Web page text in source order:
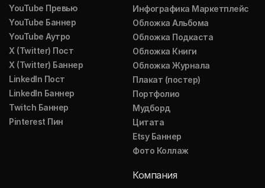
YouTube Превью
YouTube Баннер
YouTube Аутро
X (Twitter) Пост
X (Twitter) Баннер
LinkedIn Пост
LinkedIn Баннер
Twitch Баннер
Pinterest Пин
Инфографика Маркетплейс
Обложка Альбома
Обложка Подкаста
Обложка Книги
Обложка Журнала
Плакат (постер)
Портфолио
Мудборд
Цитата
Etsy Баннер
Фото Коллаж
Компания